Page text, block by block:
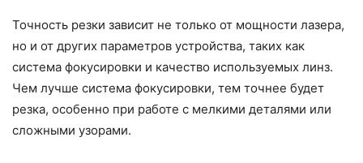
Точность резки зависит не только от мощности лазера,
но и от других параметров устройства, таких как
система фокусировки и качество используемых линз.
Чем лучше система фокусировки, тем точнее будет
резка, особенно при работе с мелкими деталями или
сложными узорами.